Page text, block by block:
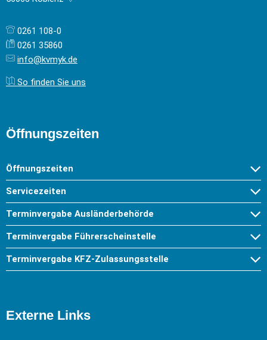
0261 108-0
0261 35860
info@kvmyk.de
So finden Sie uns
Öffnungszeiten
Öffnungszeiten
Servicezeiten
Terminvergabe Ausländerbehörde
Terminvergabe Führerscheinstelle
Terminvergabe KFZ-Zulassungsstelle
Externe Links